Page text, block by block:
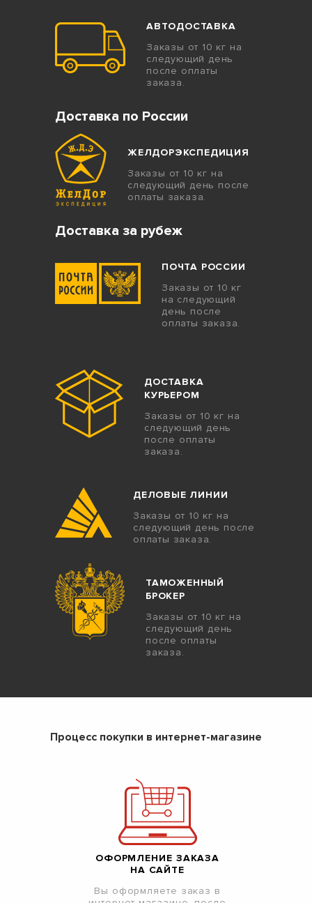
АВТОДОСТАВКА
Заказы от 10 кг на
следующий день
после оплаты
заказа.
Доставка по России
ЖЕЛДОРЭКСПЕДИЦИЯ
Заказы от 10 кг на
следующий день после
оплаты заказа.
Доставка за рубеж
ПОЧТА РОССИИ
Заказы от 10 кг
на следующий
день после
оплаты заказа.
ДОСТАВКА
КУРЬЕРОМ
Заказы от 10 кг на
следующий день
после оплаты
заказа.
ДЕЛОВЫЕ ЛИНИИ
Заказы от 10 кг на
следующий день после
оплаты заказа.
ТАМОЖЕННЫЙ
БРОКЕР
Заказы от 10 кг на
следующий день
после оплаты
заказа.
Процесс покупки в интернет-магазине
ОФОРМЛЕНИЕ ЗАКАЗА
НА САЙТЕ
Вы оформляете заказ в